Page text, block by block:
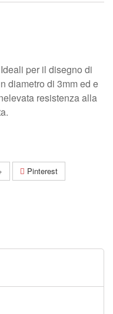
per il disegno di
diametro di 3mm ed e
resistenza alla
Pinterest